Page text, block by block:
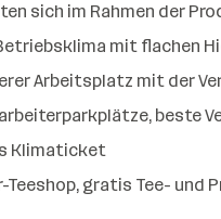
sich im Rahmen der
mit flachen
Arbeitsplatz mit der
beste
Klimaticket
Teeshop, gratis Tee- und